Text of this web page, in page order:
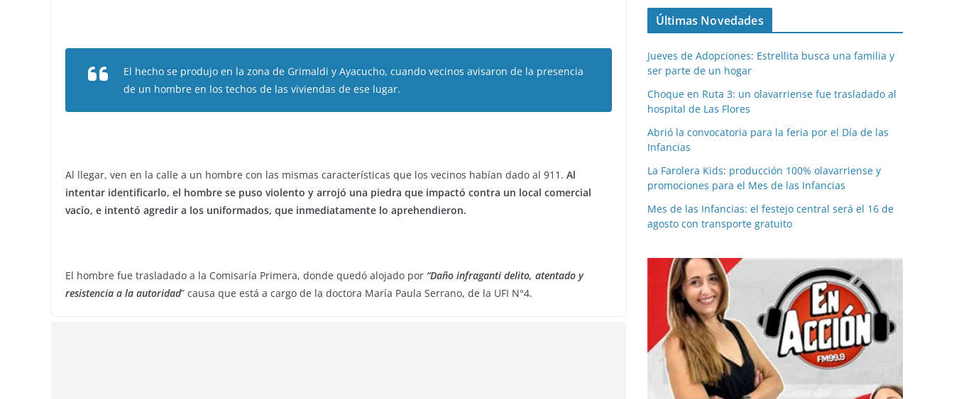
El hecho se produjo en la zona de Grimaldi y Ayacucho, cuando vecinos avisaron de la presencia
de un hombre en los techos de las viviendas de ese lugar.
Al llegar, ven en la calle a un hombre con las mismas características que los vecinos habían dado al 911. Al
intentar identificarlo, el hombre se puso violento y arrojó una piedra que impactó contra un local comercial
vacío, e intentó agredir a los uniformados, que inmediatamente lo aprehendieron.
El hombre fue trasladado a la Comisaría Primera, donde quedó alojado por “Daño infraganti delito, atentado y
resistencia a la autoridad” causa que está a cargo de la doctora María Paula Serrano, de la UFI N°4.
Últimas Novedades
Jueves de Adopciones: Estrellita busca una familia y
ser parte de un hogar
Choque en Ruta 3: un olavarriense fue trasladado al
hospital de Las Flores
Abrió la convocatoria para la feria por el Día de las
Infancias
La Farolera Kids: producción 100% olavarriense y
promociones para el Mes de las Infancias
Mes de las Infancias: el festejo central será el 16 de
agosto con transporte gratuito